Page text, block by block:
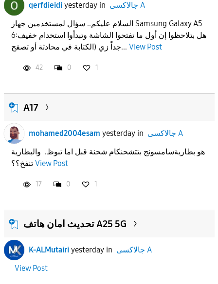
qerfdieidi yesterdayin
جالاكسى A
السلام عليكم.. سؤال لمستخدمين جهاز Samsung Galaxy A5
6:هل بتلاحظوا إن أول ما تفتحوا الشاشة وتبدأوا استخدام خفيف
جداً زي (الكتابة في محادثة أو تصفح... View Post
42 0 1
A17
mohamed2004esam yesterdayin
جالاكسى A
هو بطاريةسامسونج بتتشحنكام شحنة قبل اما تبوظ. والبطارية
تنفخ؟؟ View Post
17 0 1
تحديث امان هاتف A25 5G
K-ALMutairi yesterdayin
جالاكسى A
View Post